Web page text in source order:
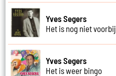
Yves Segers
Het is nog niet voorbij
Yves Segers
Het is weer bingo